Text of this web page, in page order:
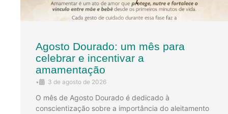
Agosto Dourado: um mês para
celebrar e incentivar a
amamentação
• 3 de agosto de 2026
O mês de Agosto Dourado é dedicado à
conscientização sobre a importância do aleitamento